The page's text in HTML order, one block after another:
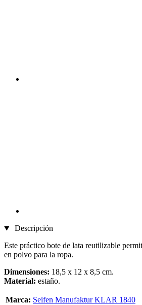
Descripción
Este práctico bote de lata reutilizable
en polvo para la ropa.
Dimensiones: 18,5 x 12 x 8,5 cm.
Material: estaño.
Marca: Seifen Manufaktur KLAR 1840